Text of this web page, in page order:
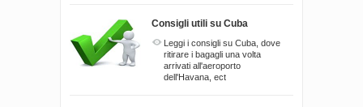
Consigli utili su Cuba
Leggi i consigli su Cuba, dove
ritirare i bagagli una volta
arrivati all'aeroporto
dell'Havana, ect